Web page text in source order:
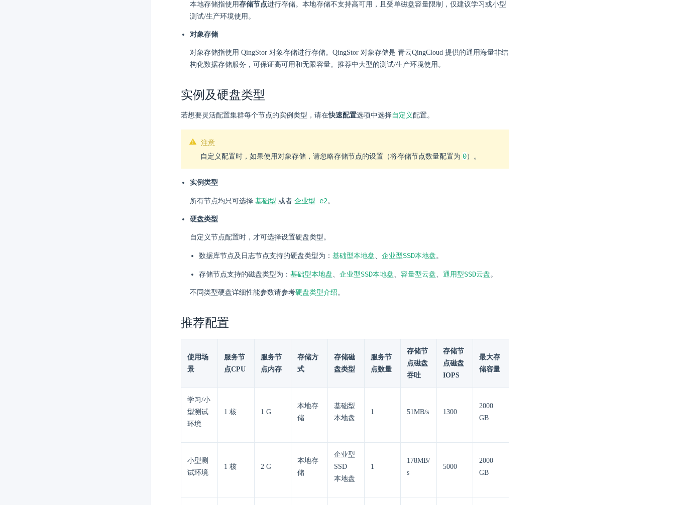
本地存储指使用存储节点进行存储。本地存储不支持高可用，且受单磁盘容量限制，仅建议学习或小型
测试/生产环境使用。
对象存储
对象存储指使用 QingStor 对象存储进行存储。QingStor 对象存储是 青云QingCloud 提供的通用海量非结
构化数据存储服务，可保证高可用和无限容量。推荐中大型的测试/生产环境使用。
实例及硬盘类型
若想要灵活配置集群每个节点的实例类型，请在快速配置选项中选择自定义 配置。
注意
自定义配置时，如果使用对象存储，请忽略存储节点的设置（将存储节点数量配置为 0）。
实例类型
所有节点均只可选择 基础型 或者 企业型 e2。
硬盘类型
自定义节点配置时，才可选择设置硬盘类型。
数据库节点及日志节点支持的硬盘类型为： 基础型本地盘、 企业型SSD本地盘。
存储节点支持的磁盘类型为： 基础型本地盘、 企业型SSD本地盘、 容量型云盘、 通用型SSD云盘。
不同类型硬盘详细性能参数请参考硬盘类型介绍。
推荐配置
使用场
景
服务节
点CPU
服务节
点内存
存储方
式
存储磁
盘类型
服务节
点数量
存储节
点磁盘
吞吐
存储节
点磁盘
IOPS
最大存
储容量
学习/小
型测试
环境
1 核 1 G
本地存
储
基础型
本地盘
1 51MB/s 1300
2000
GB
小型测
试环境
1 核 2 G
本地存
储
企业型
SSD
本地盘
1
178MB/
s
5000
2000
GB